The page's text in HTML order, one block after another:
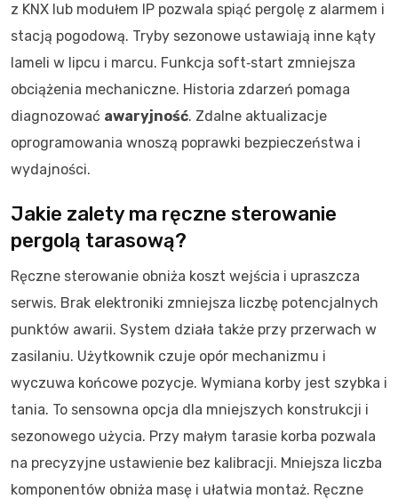
z KNX lub modułem IP pozwala spiąć pergolę z alarmem i
stacją pogodową. Tryby sezonowe ustawiają inne kąty
lameli w lipcu i marcu. Funkcja soft‑start zmniejsza
obciążenia mechaniczne. Historia zdarzeń pomaga
diagnozować awaryjność. Zdalne aktualizacje
oprogramowania wnoszą poprawki bezpieczeństwa i
wydajności.
Jakie zalety ma ręczne sterowanie
pergolą tarasową?
Ręczne sterowanie obniża koszt wejścia i upraszcza
serwis. Brak elektroniki zmniejsza liczbę potencjalnych
punktów awarii. System działa także przy przerwach w
zasilaniu. Użytkownik czuje opór mechanizmu i
wyczuwa końcowe pozycje. Wymiana korby jest szybka i
tania. To sensowna opcja dla mniejszych konstrukcji i
sezonowego użycia. Przy małym tarasie korba pozwala
na precyzyjne ustawienie bez kalibracji. Mniejsza liczba
komponentów obniża masę i ułatwia montaż. Ręczne